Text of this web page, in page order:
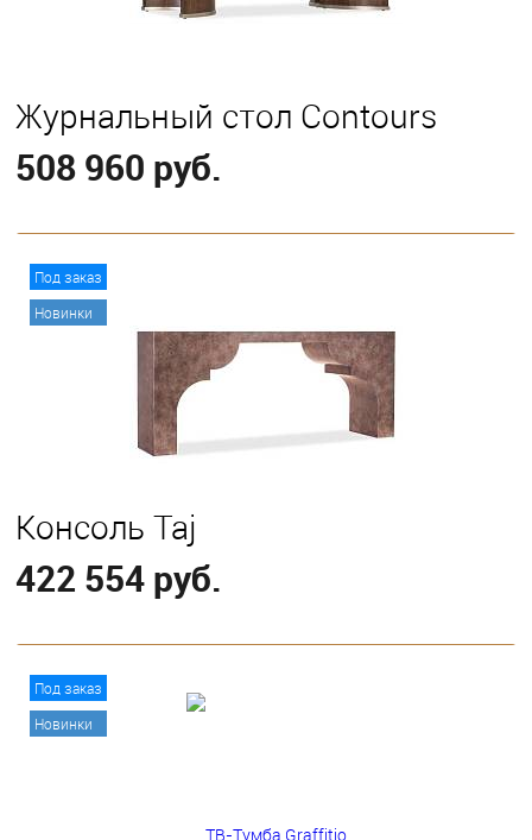
Журнальный стол Contours
508 960 руб.
Под заказ
Новинки
Консоль Taj
422 554 руб.
Под заказ
Новинки